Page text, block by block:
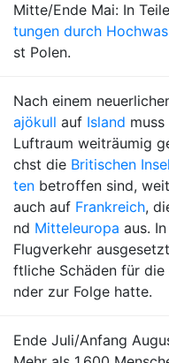
Mitte/Ende Mai: In
tungen durch
st Polen.
Nach einem
ajökull auf Island
Luftraum weiträumig
chst die Britischen
ten betroffen sind,
auch auf Frankreich,
nd Mitteleuropa aus.
Flugverkehr
ftliche Schäden für
nder zur Folge hatte.
Ende Juli/Anfang